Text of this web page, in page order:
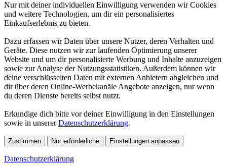
Nur mit deiner individuellen Einwilligung verwenden wir Cookies
und weitere Technologien, um dir ein personalisiertes
Einkaufserlebnis zu bieten.
Dazu erfassen wir Daten über unsere Nutzer, deren Verhalten und
Geräte. Diese nutzen wir zur laufenden Optimierung unserer
Website und um dir personalisierte Werbung und Inhalte anzuzeigen
sowie zur Analyse der Nutzungsstatistiken. Außerdem können wir
deine verschlüsselten Daten mit externen Anbietern abgleichen und
dir über deren Online-Werbekanäle Angebote anzeigen, nur wenn
du deren Dienste bereits selbst nutzt.
Erkundige dich bitte vor deiner Einwilligung in den Einstellungen
sowie in unsererDatenschutzerklärung.
Zustimmen Nur erforderliche Einstellungen anpassen
Datenschutzerklärung